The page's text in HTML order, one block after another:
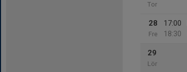
Tor
28
Fre
17:00
18:30
29
Lör